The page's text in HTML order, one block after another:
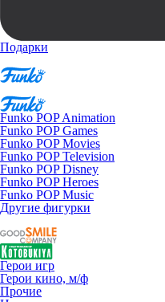
Подарки
Funko POP Animation
Funko POP Games
Funko POP Movies
Funko POP Television
Funko POP Disney
Funko POP Heroes
Funko POP Music
Другие фигурки
Герои игр
Герои кино, м/ф
Прочие